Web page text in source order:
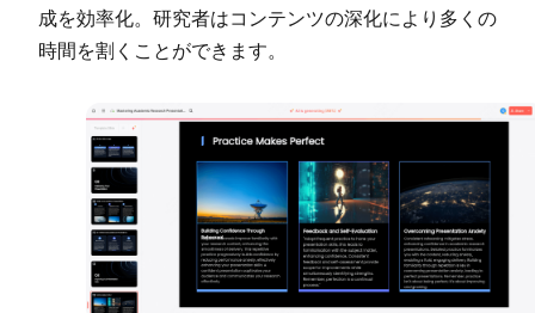
成を効率化。研究者はコンテンツの深化により多くの
時間を割くことができます。